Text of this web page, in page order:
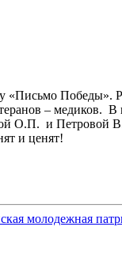
Победы».
–
О.П. и
и ценят!
молодежная